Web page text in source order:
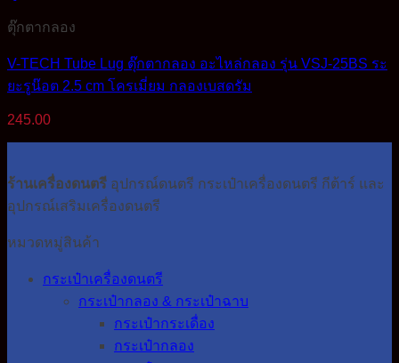
ตุ๊กตากลอง
V-TECH Tube Lug ตุ๊กตากลอง อะไหล่กลอง รุ่น VSJ-25BS ระ
ยะรูน๊อต 2.5 cm โครเมี่ยม กลองเบสดรัม
245.00
ร้านเครื่องดนตรี อุปกรณ์ดนตรี กระเป๋าเครื่องดนตรี กีต้าร์ และ
อุปกรณ์เสริมเครื่องดนตรี
หมวดหมู่สินค้า
กระเป๋าเครื่องดนตรี
กระเป๋ากลอง & กระเป๋าฉาบ
กระเป๋ากระเดื่อง
กระเป๋ากลอง